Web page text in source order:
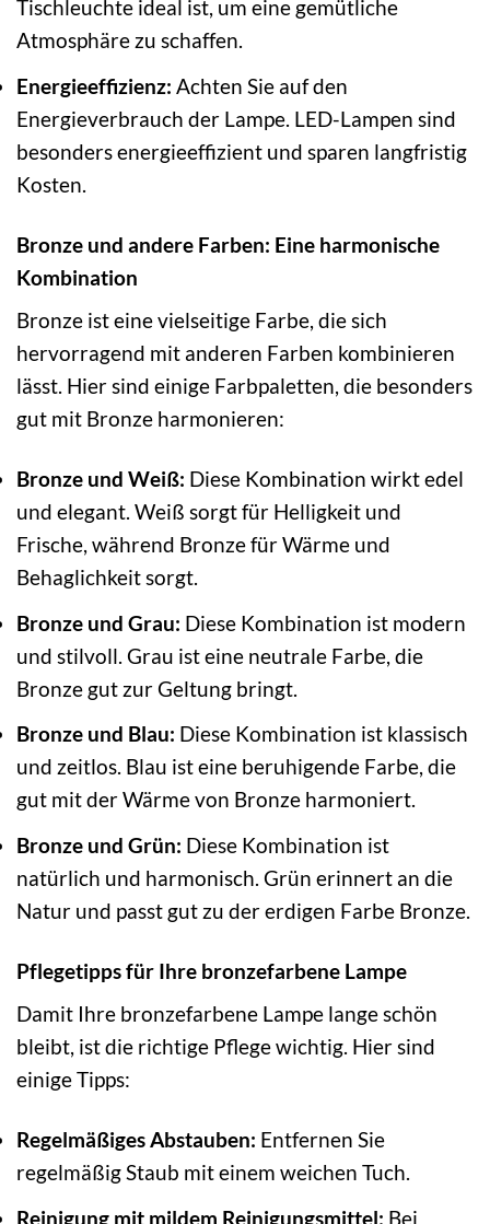
Tischleuchte ideal ist, um eine gemütliche
Atmosphäre zu schaffen.
Energieeffizienz: Achten Sie auf den
Energieverbrauch der Lampe. LED-Lampen sind
besonders energieeffizient und sparen langfristig
Kosten.
Bronze und andere Farben: Eine harmonische
Kombination
Bronze ist eine vielseitige Farbe, die sich
hervorragend mit anderen Farben kombinieren
lässt. Hier sind einige Farbpaletten, die besonders
gut mit Bronze harmonieren:
Bronze und Weiß: Diese Kombination wirkt edel
und elegant. Weiß sorgt für Helligkeit und
Frische, während Bronze für Wärme und
Behaglichkeit sorgt.
Bronze und Grau: Diese Kombination ist modern
und stilvoll. Grau ist eine neutrale Farbe, die
Bronze gut zur Geltung bringt.
Bronze und Blau: Diese Kombination ist klassisch
und zeitlos. Blau ist eine beruhigende Farbe, die
gut mit der Wärme von Bronze harmoniert.
Bronze und Grün: Diese Kombination ist
natürlich und harmonisch. Grün erinnert an die
Natur und passt gut zu der erdigen Farbe Bronze.
Pflegetipps für Ihre bronzefarbene Lampe
Damit Ihre bronzefarbene Lampe lange schön
bleibt, ist die richtige Pflege wichtig. Hier sind
einige Tipps:
Regelmäßiges Abstauben: Entfernen Sie
regelmäßig Staub mit einem weichen Tuch.
Reinigung mit mildem Reinigungsmittel: Bei